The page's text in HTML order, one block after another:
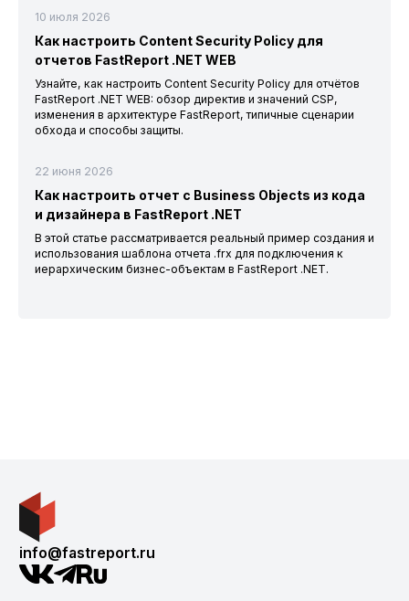
10 июля 2026
Как настроить Content Security Policy для
отчетов FastReport .NET WEB
Узнайте, как настроить Content Security Policy для отчётов
FastReport .NET WEB: обзор директив и значений CSP,
изменения в архитектуре FastReport, типичные сценарии
обхода и способы защиты.
22 июня 2026
Как настроить отчет с Business Objects из кода
и дизайнера в FastReport .NET
В этой статье рассматривается реальный пример создания и
использования шаблона отчета .frx для подключения к
иерархическим бизнес-объектам в FastReport .NET.
info@fastreport.ru